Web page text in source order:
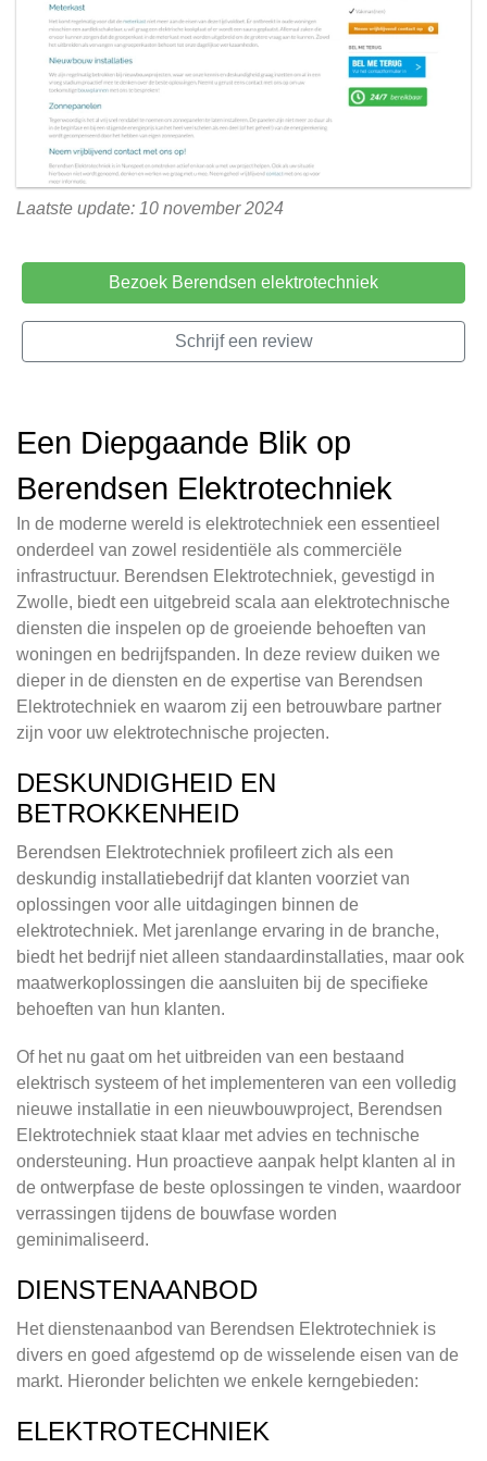
Laatste update: 10 november 2024
Bezoek Berendsen elektrotechniek
Schrijf een review
Een Diepgaande Blik op
Berendsen Elektrotechniek
In de moderne wereld is elektrotechniek een essentieel
onderdeel van zowel residentiële als commerciële
infrastructuur. Berendsen Elektrotechniek, gevestigd in
Zwolle, biedt een uitgebreid scala aan elektrotechnische
diensten die inspelen op de groeiende behoeften van
woningen en bedrijfspanden. In deze review duiken we
dieper in de diensten en de expertise van Berendsen
Elektrotechniek en waarom zij een betrouwbare partner
zijn voor uw elektrotechnische projecten.
DESKUNDIGHEID EN
BETROKKENHEID
Berendsen Elektrotechniek profileert zich als een
deskundig installatiebedrijf dat klanten voorziet van
oplossingen voor alle uitdagingen binnen de
elektrotechniek. Met jarenlange ervaring in de branche,
biedt het bedrijf niet alleen standaardinstallaties, maar ook
maatwerkoplossingen die aansluiten bij de specifieke
behoeften van hun klanten.
Of het nu gaat om het uitbreiden van een bestaand
elektrisch systeem of het implementeren van een volledig
nieuwe installatie in een nieuwbouwproject, Berendsen
Elektrotechniek staat klaar met advies en technische
ondersteuning. Hun proactieve aanpak helpt klanten al in
de ontwerpfase de beste oplossingen te vinden, waardoor
verrassingen tijdens de bouwfase worden
geminimaliseerd.
DIENSTENAANBOD
Het dienstenaanbod van Berendsen Elektrotechniek is
divers en goed afgestemd op de wisselende eisen van de
markt. Hieronder belichten we enkele kerngebieden:
ELEKTROTECHNIEK